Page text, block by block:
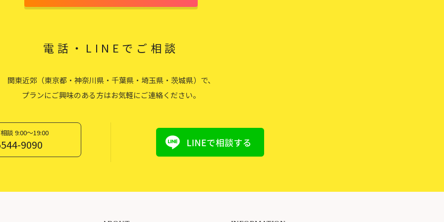
電話・LINEでご相談
関東近郊（東京都・神奈川県・千葉県・埼玉県・茨城県）で、
プランにご興味のある方はお気軽にご連絡ください。
談 9:00〜19:00
9090